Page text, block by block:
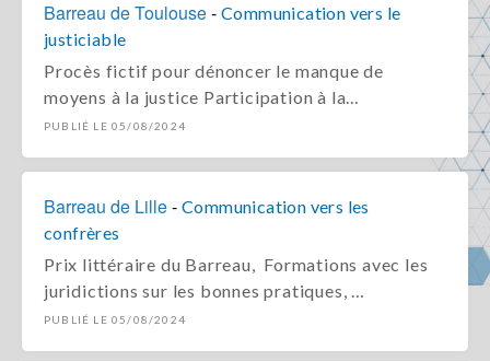
Barreau de Toulouse- Communication vers le
justiciable
Procès fictif pour dénoncer le manque de
moyens à la justice Participation à la…
PUBLIÉ LE 05/08/2024
Barreau de Lille- Communication vers les
confrères
Prix littéraire du Barreau, Formations avec les
juridictions sur les bonnes pratiques, …
PUBLIÉ LE 05/08/2024